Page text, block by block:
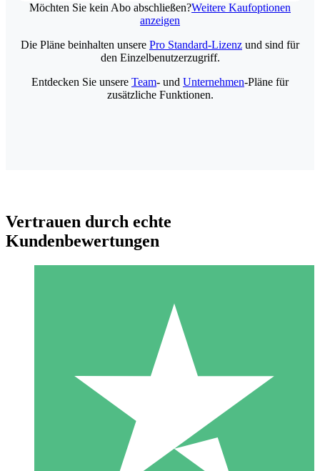
Möchten Sie kein Abo abschließen?Weitere Kaufoptionen
anzeigen
Individuelle Credit-Pakete
Zahlen Sie nach Bedarf mit Download-Credits. Keine
monatliche Verpflichtung erforderlich.
10 00
Die Pläne beinhalten unsere Pro Standard-Lizenz und sind für
den Einzelbenutzerzugriff.
Entdecken Sie unsere Team- und Unternehmen-Pläne für
zusätzliche Funktionen.
Vertrauen durch echte
Kundenbewertungen